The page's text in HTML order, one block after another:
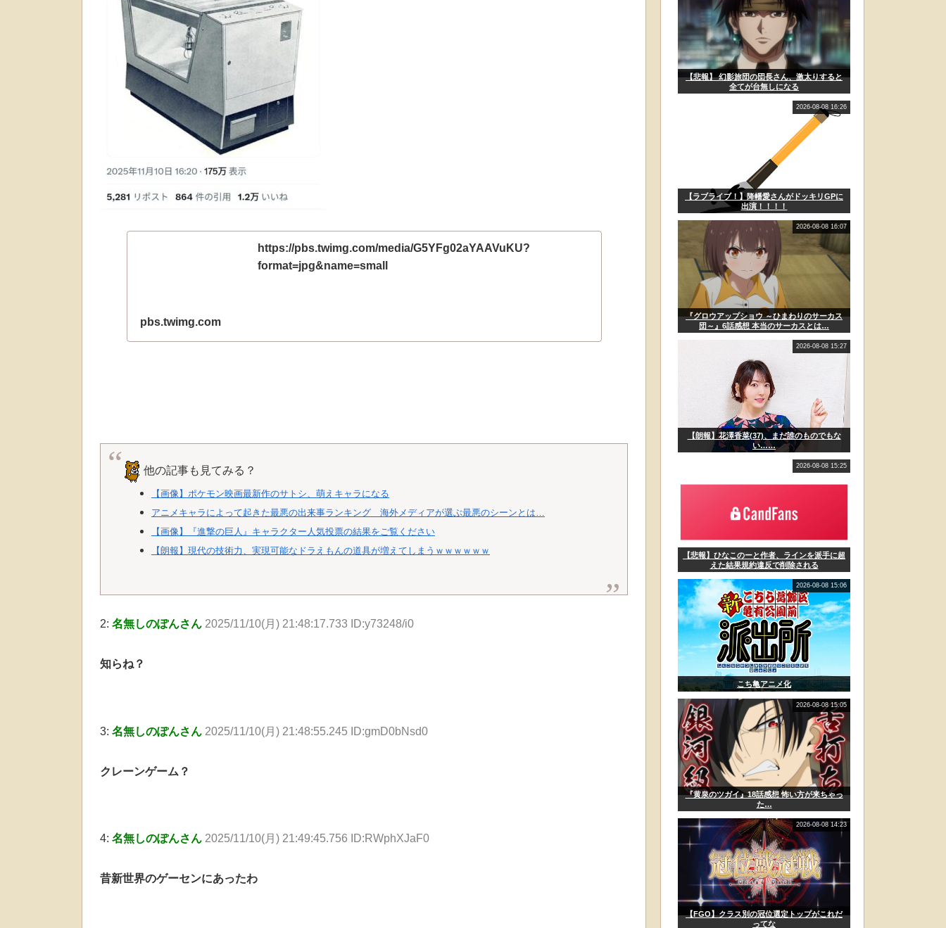
https://pbs.twimg.com/media/G5YFg02aYAAVuKU?
format=jpg&name=small
pbs.twimg.com
他の記事も見てみる？
【画像】ポケモン映画最新作のサトシ、萌えキャラになる
アニメキャラによって起きた最悪の出来事ランキング 海外メディアが選ぶ最悪のシーンとは…
【画像】『進撃の巨人』キャラクター人気投票の結果をご覧ください
【朗報】現代の技術力、実現可能なドラえもんの道具が増えてしまうｗｗｗｗｗｗ
2: 名無しのぽんさん 2025/11/10(月) 21:48:17.733 ID:y73248/i0
知らね？
3: 名無しのぽんさん 2025/11/10(月) 21:48:55.245 ID:gmD0bNsd0
クレーンゲーム？
4: 名無しのぽんさん 2025/11/10(月) 21:49:45.756 ID:RWphXJaF0
昔新世界のゲーセンにあったわ
【悲報】 幻影旅団の団長さん、激太りすると
全てが台無しになる
【ラブライブ！】降幡愛さんがドッキリGPに
出演！！！！
2026-08-08 16:26
『グロウアップショウ ～ひまわりのサーカス
団～』6話感想 本当のサーカスとは…
2026-08-08 16:07
【朗報】花澤香菜(37)、まだ誰のものでもな
い……
2026-08-08 15:27
【悲報】ひなこのーと作者、ラインを派手に超
えた結果規約違反で削除される
2026-08-08 15:25
こち亀アニメ化
2026-08-08 15:06
『黄泉のツガイ』18話感想 怖い方が来ちゃっ
た…
2026-08-08 15:05
【FGO】クラス別の冠位選定トップがこれだ
ってな
2026-08-08 14:23